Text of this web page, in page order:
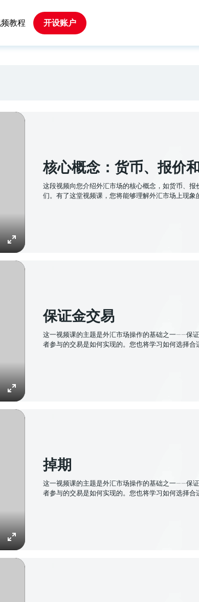
教程 开设账户
Enter
fullscreen
核心概念：货币、报价
这段视频向您介绍外汇市场的核心概念，如货币、
们。有了这堂视频课，您将能够理解外汇市场上现象
Enter
fullscreen
保证金交易
这一视频课的主题是外汇市场操作的基础之一——保
者参与的交易是如何实现的。您也将学习如何选择合
Enter
fullscreen
掉期
这一视频课的主题是外汇市场操作的基础之一——保
者参与的交易是如何实现的。您也将学习如何选择合